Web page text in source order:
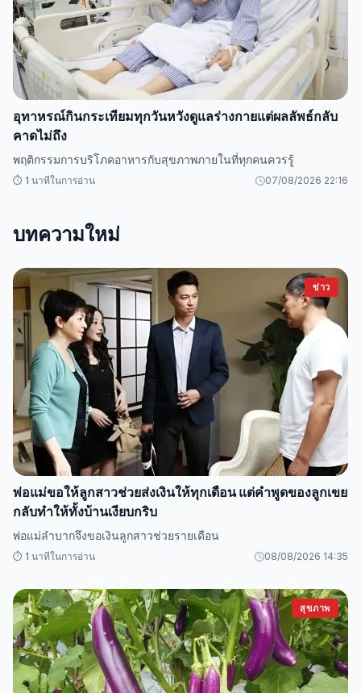
อุทาหรณ์กินกระเทียมทุกวันหวังดูแลร่างกายแต่ผลลัพธ์กลับ
คาดไม่ถึง
พฤติกรรมการบริโภคอาหารกับสุขภาพภายในที่ทุกคนควรรู้
⏱️ 1 นาทีในการอ่าน 07/08/2026 22:16
บทความใหม่
ข่าว
พ่อแม่ขอให้ลูกสาวช่วยส่งเงินให้ทุกเดือน แต่คำพูดของลูกเขย
กลับทำให้ทั้งบ้านเงียบกริบ
พ่อแม่ลำบากจึงขอเงินลูกสาวช่วยรายเดือน
⏱️ 1 นาทีในการอ่าน 08/08/2026 14:35
สุขภาพ